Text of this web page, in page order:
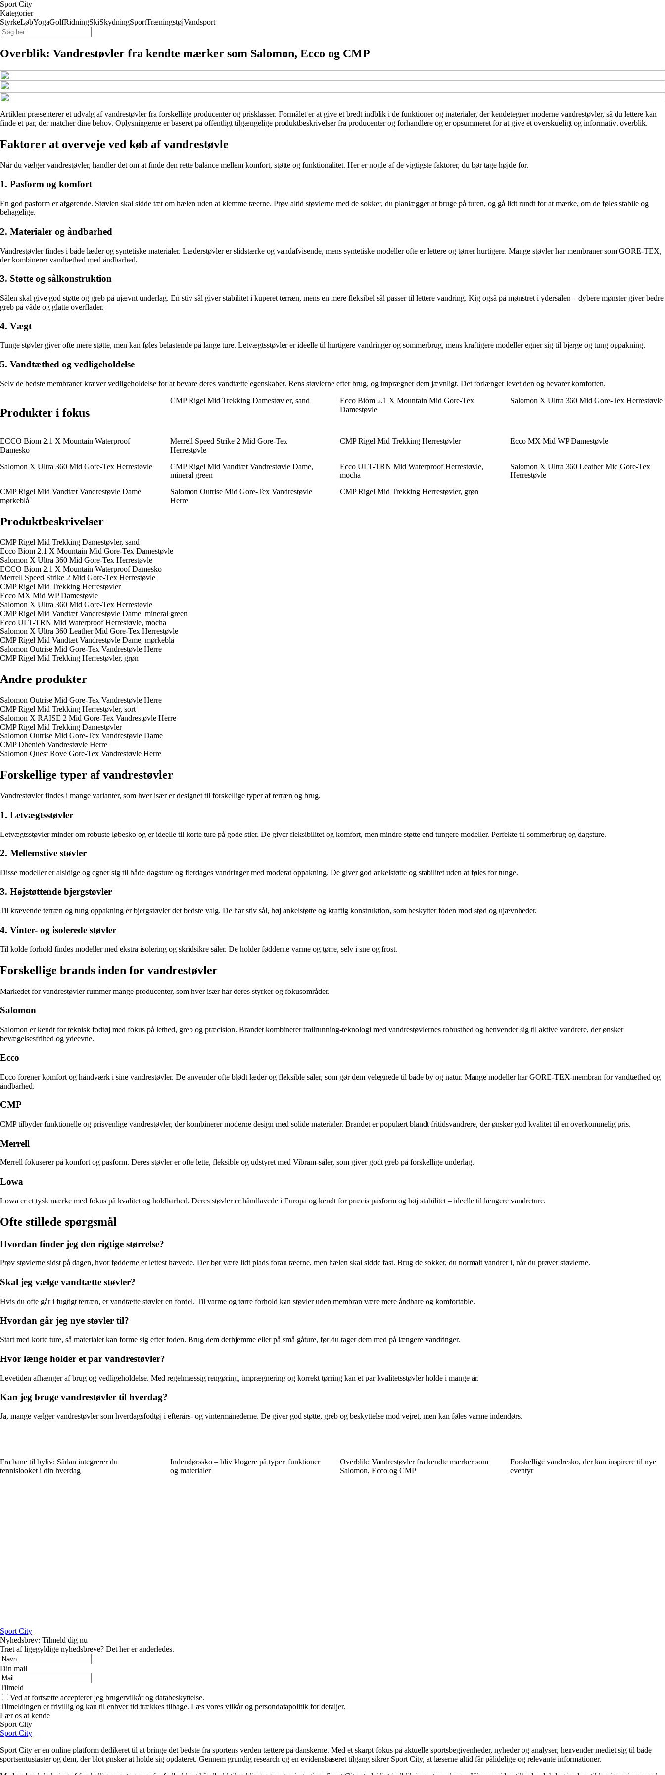
Sport City
Kategorier
StyrkeLøbYogaGolfRidningSkiSkydningSportTræningstøjVandsport
Overblik: Vandrestøvler fra kendte mærker som Salomon, Ecco og CMP
Artiklen præsenterer et udvalg af vandrestøvler fra forskellige producenter og prisklasser. Formålet er at give et bredt indblik i de funktioner og materialer, der kendetegner moderne vandrestøvler, så du lettere kan
finde et par, der matcher dine behov. Oplysningerne er baseret på offentligt tilgængelige produktbeskrivelser fra producenter og forhandlere og er opsummeret for at give et overskueligt og informativt overblik.
Faktorer at overveje ved køb af vandrestøvle
Når du vælger vandrestøvler, handler det om at finde den rette balance mellem komfort, støtte og funktionalitet. Her er nogle af de vigtigste faktorer, du bør tage højde for.
1. Pasform og komfort
En god pasform er afgørende. Støvlen skal sidde tæt om hælen uden at klemme tæerne. Prøv altid støvlerne med de sokker, du planlægger at bruge på turen, og gå lidt rundt for at mærke, om de føles stabile og
behagelige.
2. Materialer og åndbarhed
Vandrestøvler findes i både læder og syntetiske materialer. Læderstøvler er slidstærke og vandafvisende, mens syntetiske modeller ofte er lettere og tørrer hurtigere. Mange støvler har membraner som GORE-TEX,
der kombinerer vandtæthed med åndbarhed.
3. Støtte og sålkonstruktion
Sålen skal give god støtte og greb på ujævnt underlag. En stiv sål giver stabilitet i kuperet terræn, mens en mere fleksibel sål passer til lettere vandring. Kig også på mønstret i ydersålen – dybere mønster giver bedre
greb på våde og glatte overflader.
4. Vægt
Tunge støvler giver ofte mere støtte, men kan føles belastende på lange ture. Letvægtsstøvler er ideelle til hurtigere vandringer og sommerbrug, mens kraftigere modeller egner sig til bjerge og tung oppakning.
5. Vandtæthed og vedligeholdelse
Selv de bedste membraner kræver vedligeholdelse for at bevare deres vandtætte egenskaber. Rens støvlerne efter brug, og imprægner dem jævnligt. Det forlænger levetiden og bevarer komforten.
Produkter i fokus
CMP Rigel Mid Trekking Damestøvler, sand
Ecco Biom 2.1 X Mountain Mid Gore-Tex
Damestøvle
Salomon X Ultra 360 Mid Gore-Tex Herrestøvle
ECCO Biom 2.1 X Mountain Waterproof
Damesko
Merrell Speed Strike 2 Mid Gore-Tex
Herrestøvle
CMP Rigel Mid Trekking Herrestøvler Ecco MX Mid WP Damestøvle
Salomon X Ultra 360 Mid Gore-Tex Herrestøvle
CMP Rigel Mid Vandtæt Vandrestøvle Dame,
mineral green
Ecco ULT-TRN Mid Waterproof Herrestøvle,
mocha
Salomon X Ultra 360 Leather Mid Gore-Tex
Herrestøvle
CMP Rigel Mid Vandtæt Vandrestøvle Dame,
mørkeblå
Salomon Outrise Mid Gore-Tex Vandrestøvle
Herre
CMP Rigel Mid Trekking Herrestøvler, grøn
Produktbeskrivelser
CMP Rigel Mid Trekking Damestøvler, sand
Ecco Biom 2.1 X Mountain Mid Gore-Tex Damestøvle
Salomon X Ultra 360 Mid Gore-Tex Herrestøvle
ECCO Biom 2.1 X Mountain Waterproof Damesko
Merrell Speed Strike 2 Mid Gore-Tex Herrestøvle
CMP Rigel Mid Trekking Herrestøvler
Ecco MX Mid WP Damestøvle
Salomon X Ultra 360 Mid Gore-Tex Herrestøvle
CMP Rigel Mid Vandtæt Vandrestøvle Dame, mineral green
Ecco ULT-TRN Mid Waterproof Herrestøvle, mocha
Salomon X Ultra 360 Leather Mid Gore-Tex Herrestøvle
CMP Rigel Mid Vandtæt Vandrestøvle Dame, mørkeblå
Salomon Outrise Mid Gore-Tex Vandrestøvle Herre
CMP Rigel Mid Trekking Herrestøvler, grøn
Andre produkter
Salomon Outrise Mid Gore-Tex Vandrestøvle Herre
CMP Rigel Mid Trekking Herrestøvler, sort
Salomon X RAISE 2 Mid Gore-Tex Vandrestøvle Herre
CMP Rigel Mid Trekking Damestøvler
Salomon Outrise Mid Gore-Tex Vandrestøvle Dame
CMP Dhenieb Vandrestøvle Herre
Salomon Quest Rove Gore-Tex Vandrestøvle Herre
Forskellige typer af vandrestøvler
Vandrestøvler findes i mange varianter, som hver især er designet til forskellige typer af terræn og brug.
1. Letvægtsstøvler
Letvægtsstøvler minder om robuste løbesko og er ideelle til korte ture på gode stier. De giver fleksibilitet og komfort, men mindre støtte end tungere modeller. Perfekte til sommerbrug og dagsture.
2. Mellemstive støvler
Disse modeller er alsidige og egner sig til både dagsture og flerdages vandringer med moderat oppakning. De giver god ankelstøtte og stabilitet uden at føles for tunge.
3. Højstøttende bjergstøvler
Til krævende terræn og tung oppakning er bjergstøvler det bedste valg. De har stiv sål, høj ankelstøtte og kraftig konstruktion, som beskytter foden mod stød og ujævnheder.
4. Vinter- og isolerede støvler
Til kolde forhold findes modeller med ekstra isolering og skridsikre såler. De holder fødderne varme og tørre, selv i sne og frost.
Forskellige brands inden for vandrestøvler
Markedet for vandrestøvler rummer mange producenter, som hver især har deres styrker og fokusområder.
Salomon
Salomon er kendt for teknisk fodtøj med fokus på lethed, greb og præcision. Brandet kombinerer trailrunning-teknologi med vandrestøvlernes robusthed og henvender sig til aktive vandrere, der ønsker
bevægelsesfrihed og ydeevne.
Ecco
Ecco forener komfort og håndværk i sine vandrestøvler. De anvender ofte blødt læder og fleksible såler, som gør dem velegnede til både by og natur. Mange modeller har GORE-TEX-membran for vandtæthed og
åndbarhed.
CMP
CMP tilbyder funktionelle og prisvenlige vandrestøvler, der kombinerer moderne design med solide materialer. Brandet er populært blandt fritidsvandrere, der ønsker god kvalitet til en overkommelig pris.
Merrell
Merrell fokuserer på komfort og pasform. Deres støvler er ofte lette, fleksible og udstyret med Vibram-såler, som giver godt greb på forskellige underlag.
Lowa
Lowa er et tysk mærke med fokus på kvalitet og holdbarhed. Deres støvler er håndlavede i Europa og kendt for præcis pasform og høj stabilitet – ideelle til længere vandreture.
Ofte stillede spørgsmål
Hvordan finder jeg den rigtige størrelse?
Prøv støvlerne sidst på dagen, hvor fødderne er lettest hævede. Der bør være lidt plads foran tæerne, men hælen skal sidde fast. Brug de sokker, du normalt vandrer i, når du prøver støvlerne.
Skal jeg vælge vandtætte støvler?
Hvis du ofte går i fugtigt terræn, er vandtætte støvler en fordel. Til varme og tørre forhold kan støvler uden membran være mere åndbare og komfortable.
Hvordan går jeg nye støvler til?
Start med korte ture, så materialet kan forme sig efter foden. Brug dem derhjemme eller på små gåture, før du tager dem med på længere vandringer.
Hvor længe holder et par vandrestøvler?
Levetiden afhænger af brug og vedligeholdelse. Med regelmæssig rengøring, imprægnering og korrekt tørring kan et par kvalitetsstøvler holde i mange år.
Kan jeg bruge vandrestøvler til hverdag?
Ja, mange vælger vandrestøvler som hverdagsfodtøj i efterårs- og vintermånederne. De giver god støtte, greb og beskyttelse mod vejret, men kan føles varme indendørs.
Fra bane til byliv: Sådan integrerer du
tennislooket i din hverdag
Indendørssko – bliv klogere på typer, funktioner
og materialer
Overblik: Vandrestøvler fra kendte mærker som
Salomon, Ecco og CMP
Forskellige vandresko, der kan inspirere til nye
eventyr
Sport City
Nyhedsbrev: Tilmeld dig nu
Træt af ligegyldige nyhedsbreve? Det her er anderledes.
Din mail
Tilmeld
Ved at fortsætte accepterer jeg brugervilkår og databeskyttelse.
Tilmeldingen er frivillig og kan til enhver tid trækkes tilbage. Læs vores vilkår og persondatapolitik for detaljer.
Lær os at kende
Sport City
Sport City
Sport City er en online platform dedikeret til at bringe det bedste fra sportens verden tættere på danskerne. Med et skarpt fokus på aktuelle sportsbegivenheder, nyheder og analyser, henvender mediet sig til både
sportsentusiaster og dem, der blot ønsker at holde sig opdateret. Gennem grundig research og en evidensbaseret tilgang sikrer Sport City, at læserne altid får pålidelige og relevante informationer.